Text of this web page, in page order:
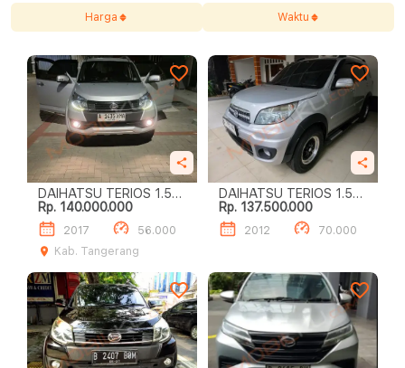
Harga Waktu
DAIHATSU TERIOS 1.5L
R DELUXE A/T
Rp. 140.000.000
2017
56.000
Kab. Tangerang
DAIHATSU TERIOS 1.5L
R M/T
Rp. 137.500.000
2012 70.000